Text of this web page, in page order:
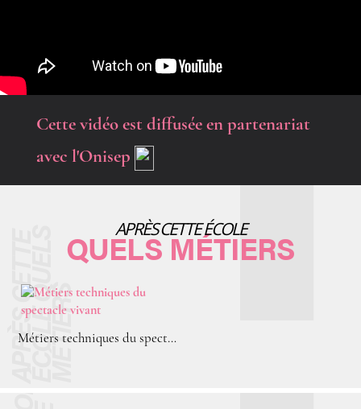
Cette vidéo est diffusée en partenariat
avec l'Onisep
QUELS MÉTIERS
APRÈS CETTE ÉCOLE
Métiers techniques du spectacle vivant